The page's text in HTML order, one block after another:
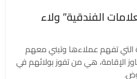
الفندقية” ولاء
التي تفهم عملاءها وتبني معهم
الإقامة، هي من تفوز بولائهم في